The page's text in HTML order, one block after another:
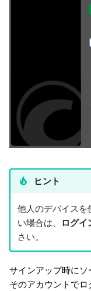
ヒント
他人のデバイスを
い場合は、
ログイ
さい。
サインアップ時にソ
そのアカウントでロ